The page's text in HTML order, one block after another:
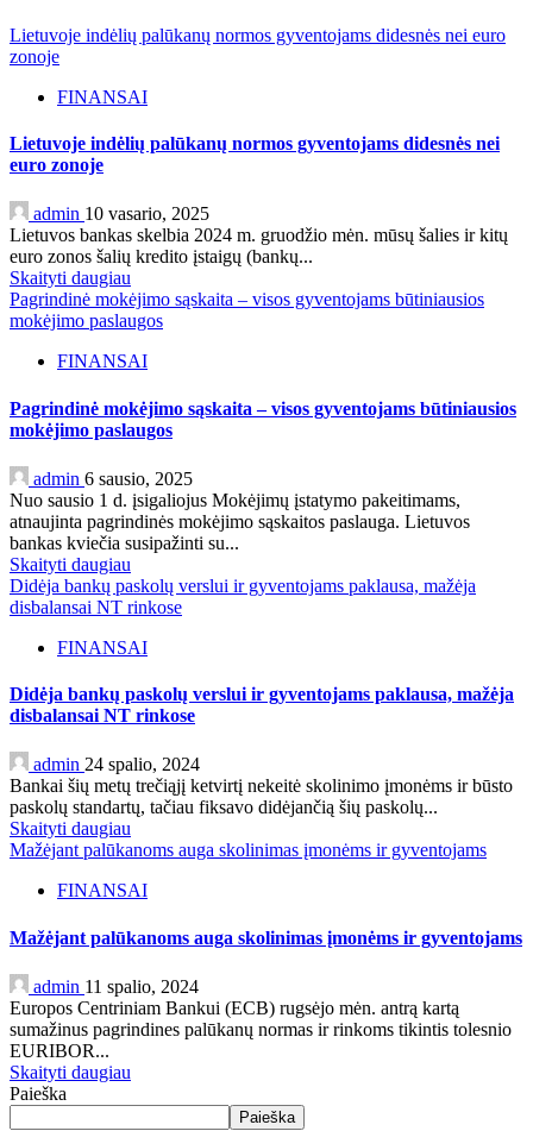
Lietuvoje indėlių palūkanų normos gyventojams didesnės nei euro
zonoje
FINANSAI
Lietuvoje indėlių palūkanų normos gyventojams didesnės nei
euro zonoje
admin 10 vasario, 2025
Lietuvos bankas skelbia 2024 m. gruodžio mėn. mūsų šalies ir kitų
euro zonos šalių kredito įstaigų (bankų...
Skaityti daugiau
Pagrindinė mokėjimo sąskaita – visos gyventojams būtiniausios
mokėjimo paslaugos
FINANSAI
Pagrindinė mokėjimo sąskaita – visos gyventojams būtiniausios
mokėjimo paslaugos
admin 6 sausio, 2025
Nuo sausio 1 d. įsigaliojus Mokėjimų įstatymo pakeitimams,
atnaujinta pagrindinės mokėjimo sąskaitos paslauga. Lietuvos
bankas kviečia susipažinti su...
Skaityti daugiau
Didėja bankų paskolų verslui ir gyventojams paklausa, mažėja
disbalansai NT rinkose
FINANSAI
Didėja bankų paskolų verslui ir gyventojams paklausa, mažėja
disbalansai NT rinkose
admin 24 spalio, 2024
Bankai šių metų trečiąjį ketvirtį nekeitė skolinimo įmonėms ir būsto
paskolų standartų, tačiau fiksavo didėjančią šių paskolų...
Skaityti daugiau
Mažėjant palūkanoms auga skolinimas įmonėms ir gyventojams
FINANSAI
Mažėjant palūkanoms auga skolinimas įmonėms ir gyventojams
admin 11 spalio, 2024
Europos Centriniam Bankui (ECB) rugsėjo mėn. antrą kartą
sumažinus pagrindines palūkanų normas ir rinkoms tikintis tolesnio
EURIBOR...
Skaityti daugiau
Paieška
Paieška